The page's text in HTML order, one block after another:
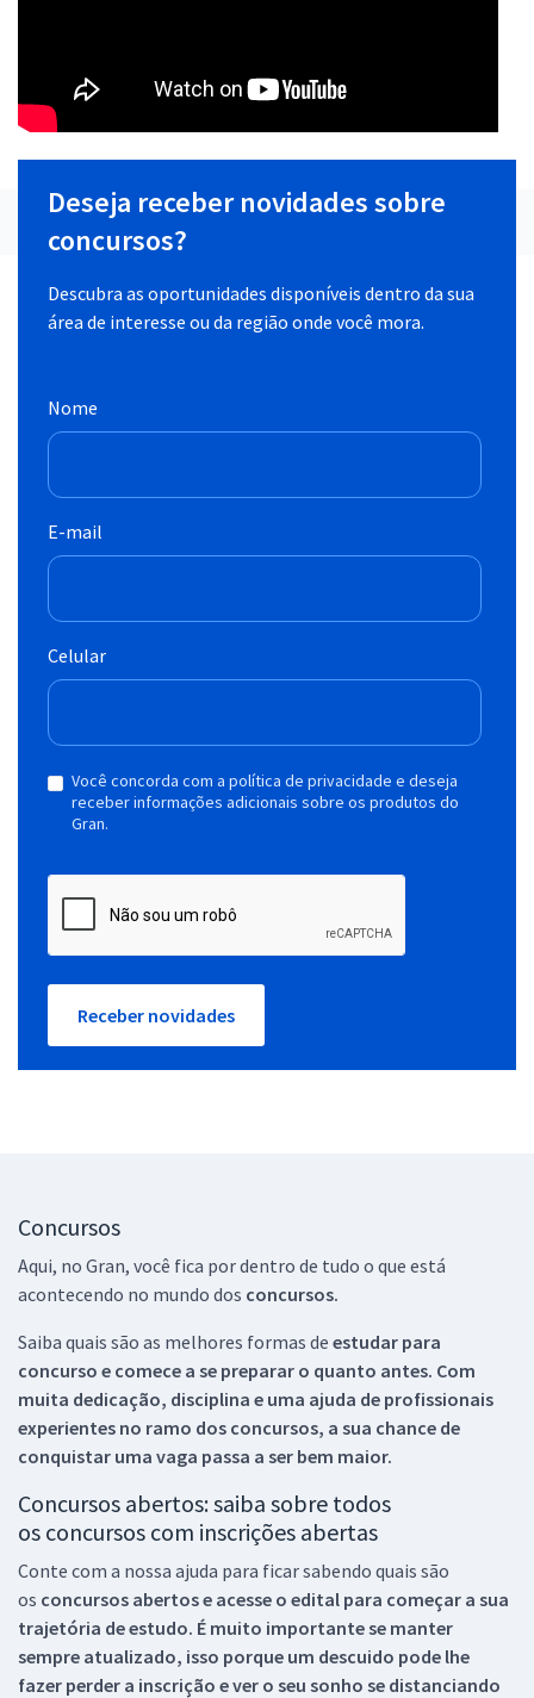
Deseja receber novidades sobre
concursos?
Descubra as oportunidades disponíveis dentro da sua
área de interesse ou da região onde você mora.
Nome
E-mail
Celular
Você concorda com a política de privacidade e deseja
receber informações adicionais sobre os produtos do
Gran.
Receber novidades
Concursos
Aqui, no Gran, você fica por dentro de tudo o que está
acontecendo no mundo dos concursos.
Saiba quais são as melhores formas de estudar para
concurso e comece a se preparar o quanto antes. Com
muita dedicação, disciplina e uma ajuda de profissionais
experientes no ramo dos concursos, a sua chance de
conquistar uma vaga passa a ser bem maior.
Concursos abertos: saiba sobre todos
os concursos com inscrições abertas
Conte com a nossa ajuda para ficar sabendo quais são
os concursos abertos e acesse o edital para começar a sua
trajetória de estudo. É muito importante se manter
sempre atualizado, isso porque um descuido pode lhe
fazer perder a inscrição e ver o seu sonho se distanciando